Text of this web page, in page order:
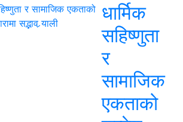
धार्मिक
सहिष्णुता
र
सामाजिक
एकताको